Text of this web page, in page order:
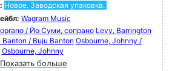
Новое. Заводская упаковка.
Wagram Music
/ Йо Суми, сопрано Levy, Barrington
Banton / Buju Banton Osbourne, Johnny /
Osbourne, Johnny
Показать больше